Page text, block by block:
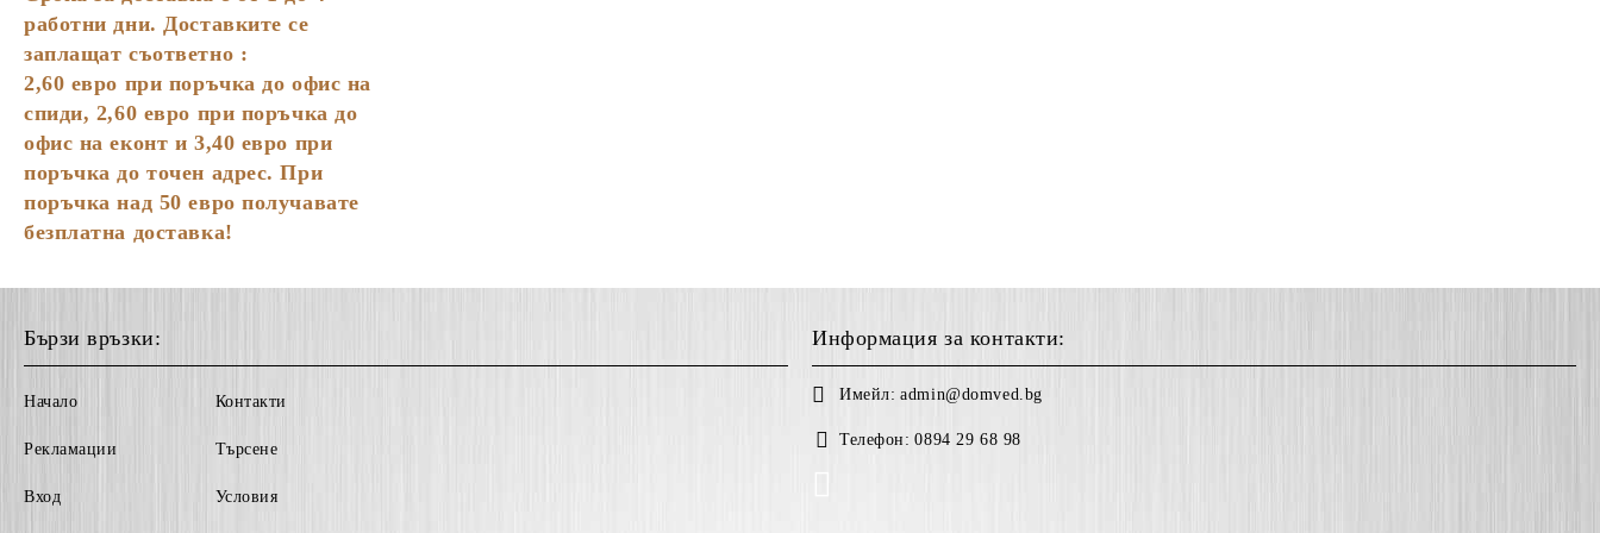
работни дни. Доставките се
заплащат съответно :
2,60 евро при поръчка до офис на
спиди, 2,60 евро при поръчка до
офис на еконт и 3,40 евро при
поръчка до точен адрес. При
поръчка над 50 евро получавате
безплатна доставка!
Бързи връзки:
Начало
Рекламации
Вход
Контакти
Търсене
Условия
Информация за контакти:
Имейл: admin@domved.bg
Телефон: 0894 29 68 98